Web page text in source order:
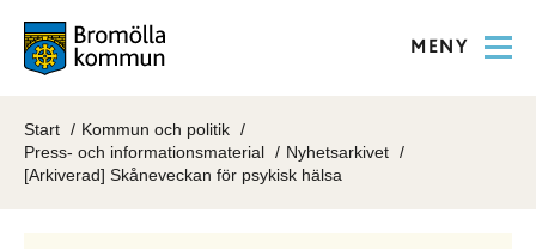
MENY
Start
Kommun och politik
Press- och informationsmaterial
Nyhetsarkivet
[Arkiverad] Skåneveckan för psykisk hälsa